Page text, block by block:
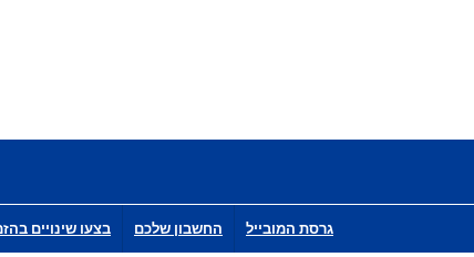
גרסת המובייל החשבון שלכם בצעו שינויים